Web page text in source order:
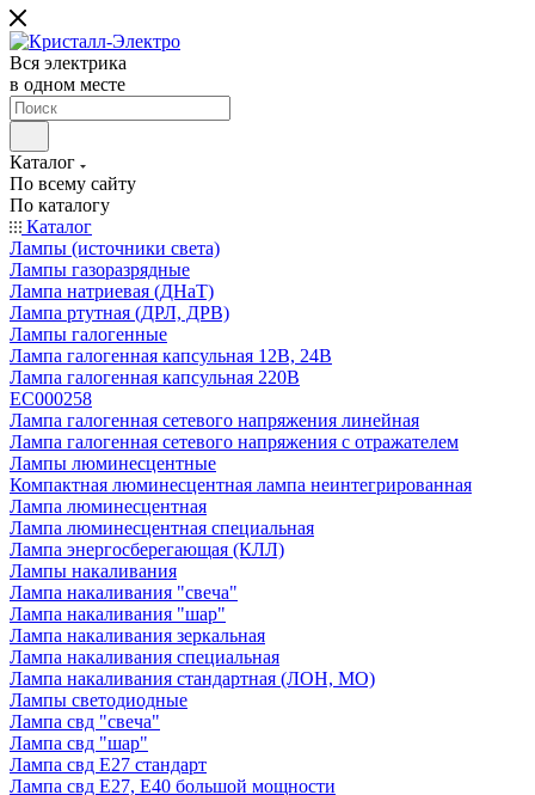
Вся электрика
в одном месте
Каталог
По всему сайту
По каталогу
Каталог
Лампы (источники света)
Лампы газоразрядные
Лампа натриевая (ДНаТ)
Лампа ртутная (ДРЛ, ДРВ)
Лампы галогенные
Лампа галогенная капсульная 12В, 24В
Лампа галогенная капсульная 220В
EC000258
Лампа галогенная сетевого напряжения линейная
Лампа галогенная сетевого напряжения с отражателем
Лампы люминесцентные
Компактная люминесцентная лампа неинтегрированная
Лампа люминесцентная
Лампа люминесцентная специальная
Лампа энергосберегающая (КЛЛ)
Лампы накаливания
Лампа накаливания "свеча"
Лампа накаливания "шар"
Лампа накаливания зеркальная
Лампа накаливания специальная
Лампа накаливания стандартная (ЛОН, МО)
Лампы светодиодные
Лампа свд "свеча"
Лампа свд "шар"
Лампа свд E27 стандарт
Лампа свд E27, Е40 большой мощности